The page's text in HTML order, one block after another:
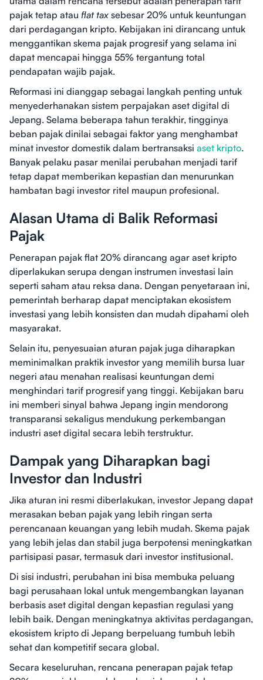
pajak tetap atau flat tax sebesar 20% untuk keuntungan
dari perdagangan kripto. Kebijakan ini dirancang untuk
menggantikan skema pajak progresif yang selama ini
dapat mencapai hingga 55% tergantung total
pendapatan wajib pajak.
Reformasi ini dianggap sebagai langkah penting untuk
menyederhanakan sistem perpajakan aset digital di
Jepang. Selama beberapa tahun terakhir, tingginya
beban pajak dinilai sebagai faktor yang menghambat
minat investor domestik dalam bertransaksi aset kripto.
Banyak pelaku pasar menilai perubahan menjadi tarif
tetap dapat memberikan kepastian dan menurunkan
hambatan bagi investor ritel maupun profesional.
Alasan Utama di Balik Reformasi
Pajak
Penerapan pajak flat 20% dirancang agar aset kripto
diperlakukan serupa dengan instrumen investasi lain
seperti saham atau reksa dana. Dengan penyetaraan ini,
pemerintah berharap dapat menciptakan ekosistem
investasi yang lebih konsisten dan mudah dipahami oleh
masyarakat.
Selain itu, penyesuaian aturan pajak juga diharapkan
meminimalkan praktik investor yang memilih bursa luar
negeri atau menahan realisasi keuntungan demi
menghindari tarif progresif yang tinggi. Kebijakan baru
ini memberi sinyal bahwa Jepang ingin mendorong
transparansi sekaligus mendukung perkembangan
industri aset digital secara lebih terstruktur.
Dampak yang Diharapkan bagi
Investor dan Industri
Jika aturan ini resmi diberlakukan, investor Jepang dapat
merasakan beban pajak yang lebih ringan serta
perencanaan keuangan yang lebih mudah. Skema pajak
yang lebih jelas dan stabil juga berpotensi meningkatkan
partisipasi pasar, termasuk dari investor institusional.
Di sisi industri, perubahan ini bisa membuka peluang
bagi perusahaan lokal untuk mengembangkan layanan
berbasis aset digital dengan kepastian regulasi yang
lebih baik. Dengan meningkatnya aktivitas perdagangan,
ekosistem kripto di Jepang berpeluang tumbuh lebih
sehat dan kompetitif secara global.
Secara keseluruhan, rencana penerapan pajak tetap